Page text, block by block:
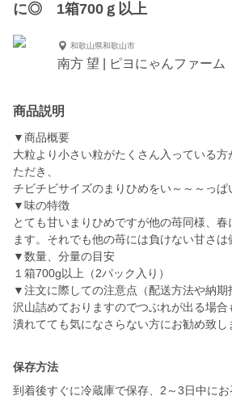
に◎ 1箱700ｇ以上
和歌山県和歌山市
南方 望 | ピヨにゃんファーム
商品説明
▼商品概要
大粒より小さい粒がたくさん入っている
ただき、
チビチビサイズのまりひめをい～～～っぱ
▼味の特徴
とても甘いまりひめですが他の苺同様、春
ます。それでも他の苺には負けない甘さは
▼数量、分量の目安
１箱700g以上（2パック入り）
▼注文に際しての注意点（配送方法や納期
沢山詰めておりますのでつぶれが出る場合
潰れてても気になさらない方にお勧め致し
保存方法
到着後すぐに冷蔵庫で保存、2～3日中に